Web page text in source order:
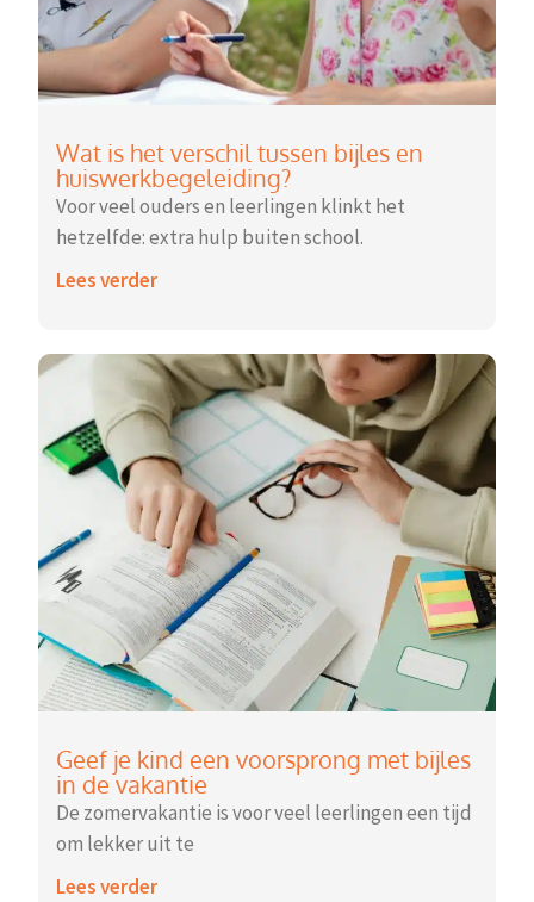
Wat is het verschil tussen bijles en
huiswerkbegeleiding?
Voor veel ouders en leerlingen klinkt het
hetzelfde: extra hulp buiten school.
Lees verder
Geef je kind een voorsprong met bijles
in de vakantie
De zomervakantie is voor veel leerlingen een tijd
om lekker uit te
Lees verder